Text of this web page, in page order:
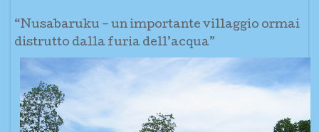
“Nusabaruku – un importante villaggio ormai
distrutto dalla furia dell’acqua”